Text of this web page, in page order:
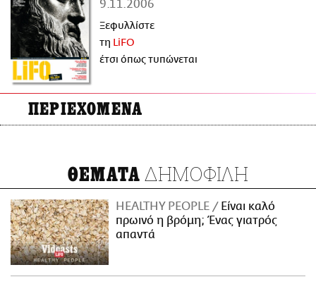
9.11.2006
Ξεφυλλίστε
τη LiFO
έτσι όπως τυπώνεται
ΠΕΡΙΕΧΟΜΕΝΑ
ΘΕΜΑΤΑ ΔΗΜΟΦΙΛΗ
HEALTHY PEOPLE
Είναι καλό
πρωινό η βρόμη; Ένας γιατρός
απαντά